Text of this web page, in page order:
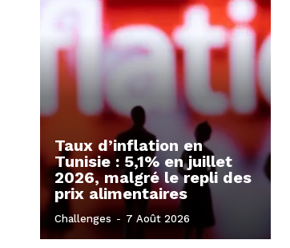
Taux d’inflation en
Tunisie : 5,1% en juillet
2026, malgré le repli des
prix alimentaires
Challenges - 7 Août 2026